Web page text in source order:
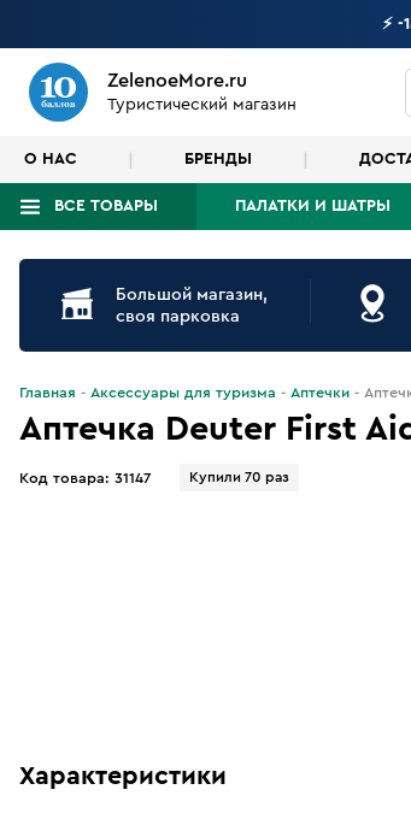
⚡
ZelenoeMore.ru
Туристический магазин
О НАС БРЕНДЫ
ВСЕ ТОВАРЫ ПАЛАТКИ И ШАТРЫ
Что будем искать?
Большой магазин,
своя парковка
Главная Аксессуары для туризма Аптечки
Аптечка Deuter First
Код товара: 31147 Купили 70 раз
Характеристики